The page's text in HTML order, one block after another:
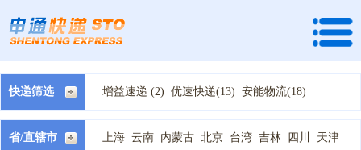
快递筛选 增益速递 (2) 优速快递(13) 安能物流(18)
快捷快递(4) 全峰快递(14) 龙邦速运 (4)
天地华宇 (3)
速尔快递(6)
宅急送快递(14)
省/直辖市 上海 云南 内蒙古 北京 台湾 吉林 四川
天津